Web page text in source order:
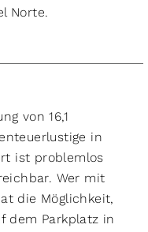
Norte.
von 16,1
in
ist problemlos
Wer mit
die Möglichkeit,
dem Parkplatz in